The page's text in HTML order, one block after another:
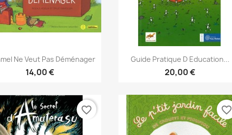
Aperçu rapide
Ne Veut Pas Déménager
14,00 €
Aperçu rapide
Guide Pratique D Education...
20,00 €
favorite_border favorite_border